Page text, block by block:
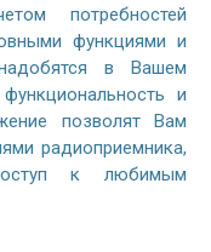
потребностей
функциями и
в Вашем
и
позволят Вам
радиоприемника,
к любимым